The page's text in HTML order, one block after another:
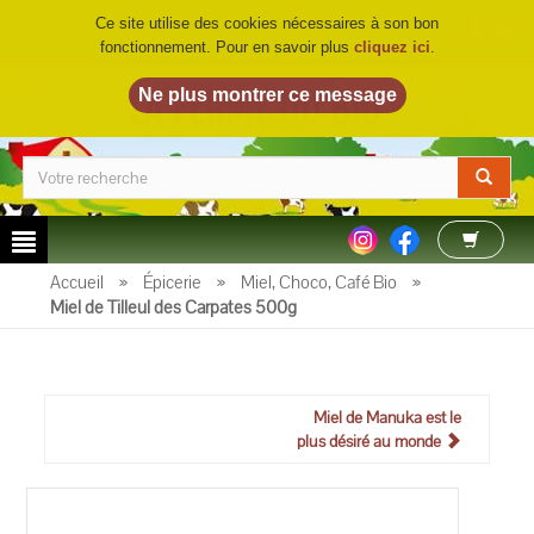
LA FERME DU BIO©
Accueil » Épicerie » Miel, Choco, Café Bio
»
Miel de Tilleul des Carpates 500g
Miel de Manuka est le
plus désiré au monde
Ce site utilise des cookies nécessaires à son bon
fonctionnement. Pour en savoir plus cliquez ici.